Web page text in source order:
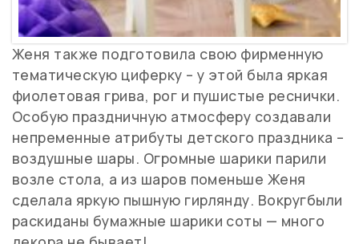
Женя также подготовила свою фирменную
тематическую циферку – у этой была яркая
фиолетовая грива, рог и пушистые реснички.
Особую праздничную атмосферу создавали
непременные атрибуты детского праздника –
воздушные шары. Огромные шарики парили
возле стола, а из шаров поменьше Женя
сделала яркую пышную гирлянду. Вокругбыли
раскиданы бумажные шарики соты — много